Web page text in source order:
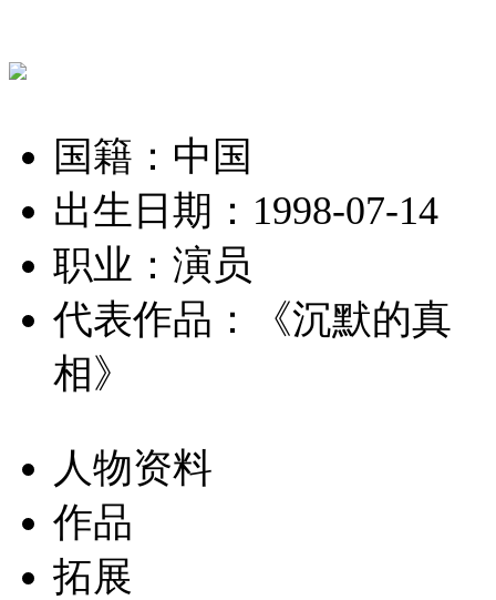
国籍：中国
出生日期：1998-07-14
职业：演员
代表作品：
《沉默的真
相》
人物资料
作品
拓展